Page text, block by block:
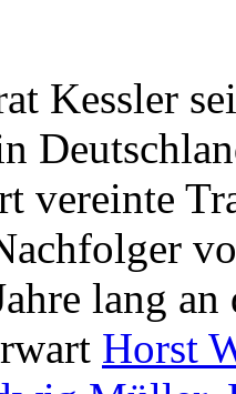
Kessler
vereinte
lang an
Horst